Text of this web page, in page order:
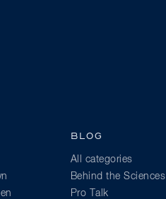
BLOG
All categories
Behind the Sciences
Pro Talk